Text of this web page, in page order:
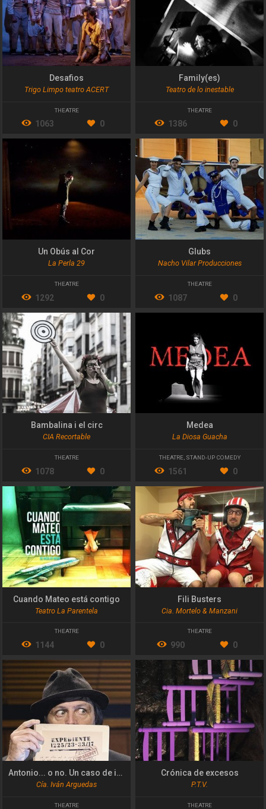
Desafios
Trigo Limpo teatro ACERT
THEATRE
1063 0
Family(es)
Teatro de lo inestable
THEATRE
1386 0
Un Obús al Cor
La Perla 29
THEATRE
1292 0
Glubs
Nacho Vilar Producciones
THEATRE
1087 0
Bambalina i el circ
CIA Recortable
THEATRE
1078 0
Medea
La Diosa Guacha
THEATRE, STAND-UP COMEDY
1561 0
Cuando Mateo está contigo
Teatro La Parentela
THEATRE
1144 0
Fili Busters
Cia. Mortelo & Manzani
THEATRE
990 0
Antonio... o no. Un caso de identidad
Cía. Iván Arguedas
THEATRE
Crónica de excesos
P.T.V.
THEATRE